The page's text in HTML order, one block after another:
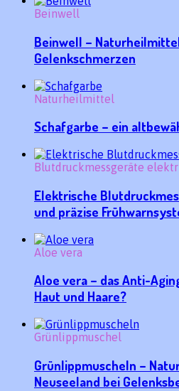
Beinwell
Beinwell –
Gelenkschmerzen
Naturheilmittel
Schafgarbe – ein
Blutdruckmessgeräte
Elektrische
und präzise
Aloe vera
Aloe vera – das Anti-
Haut und Haare?
Grünlippmuschel
Grünlippmuscheln –
Neuseeland bei